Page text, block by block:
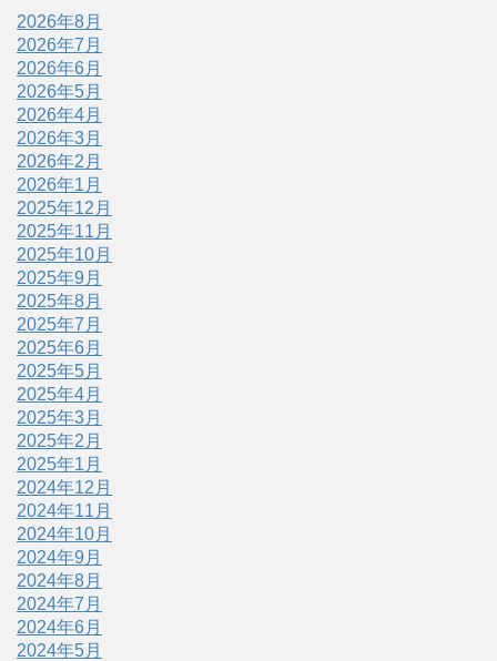
2026年8月
2026年7月
2026年6月
2026年5月
2026年4月
2026年3月
2026年2月
2026年1月
2025年12月
2025年11月
2025年10月
2025年9月
2025年8月
2025年7月
2025年6月
2025年5月
2025年4月
2025年3月
2025年2月
2025年1月
2024年12月
2024年11月
2024年10月
2024年9月
2024年8月
2024年7月
2024年6月
2024年5月